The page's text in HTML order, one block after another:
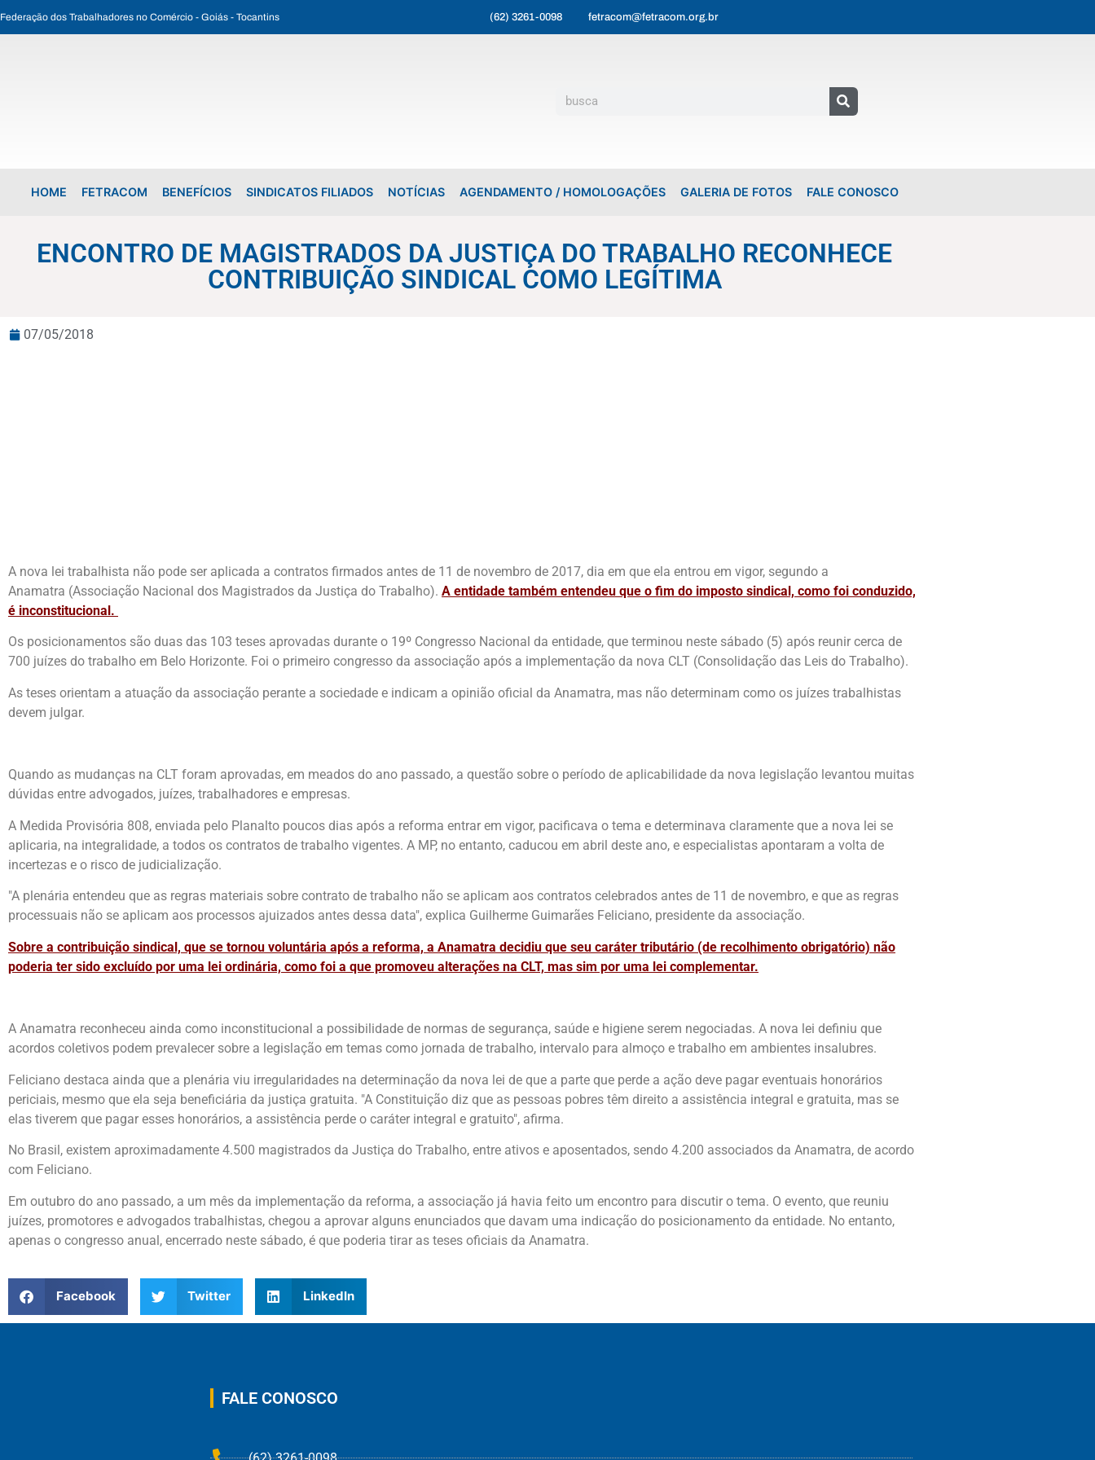
Federação dos Trabalhadores no Comércio - Goiás - Tocantins (62) 3261-0098 fetracom@fetracom.org.br
HOME FETRACOM BENEFÍCIOS SINDICATOS FILIADOS NOTÍCIAS AGENDAMENTO / HOMOLOGAÇÕES GALERIA DE FOTOS FALE CONOSCO
ENCONTRO DE MAGISTRADOS DA JUSTIÇA DO TRABALHO RECONHECE
CONTRIBUIÇÃO SINDICAL COMO LEGÍTIMA
07/05/2018
A nova lei trabalhista não pode ser aplicada a contratos firmados antes de 11 de novembro de 2017, dia em que ela entrou em vigor, segundo a
Anamatra (Associação Nacional dos Magistrados da Justiça do Trabalho). A entidade também entendeu que o fim do imposto sindical, como foi conduzido,
é inconstitucional.
Os posicionamentos são duas das 103 teses aprovadas durante o 19º Congresso Nacional da entidade, que terminou neste sábado (5) após reunir cerca de
700 juízes do trabalho em Belo Horizonte. Foi o primeiro congresso da associação após a implementação da nova CLT (Consolidação das Leis do Trabalho).
As teses orientam a atuação da associação perante a sociedade e indicam a opinião oficial da Anamatra, mas não determinam como os juízes trabalhistas
devem julgar.
Quando as mudanças na CLT foram aprovadas, em meados do ano passado, a questão sobre o período de aplicabilidade da nova legislação levantou muitas
dúvidas entre advogados, juízes, trabalhadores e empresas.
A Medida Provisória 808, enviada pelo Planalto poucos dias após a reforma entrar em vigor, pacificava o tema e determinava claramente que a nova lei se
aplicaria, na integralidade, a todos os contratos de trabalho vigentes. A MP, no entanto, caducou em abril deste ano, e especialistas apontaram a volta de
incertezas e o risco de judicialização.
"A plenária entendeu que as regras materiais sobre contrato de trabalho não se aplicam aos contratos celebrados antes de 11 de novembro, e que as regras
processuais não se aplicam aos processos ajuizados antes dessa data", explica Guilherme Guimarães Feliciano, presidente da associação.
Sobre a contribuição sindical, que se tornou voluntária após a reforma, a Anamatra decidiu que seu caráter tributário (de recolhimento obrigatório) não
poderia ter sido excluído por uma lei ordinária, como foi a que promoveu alterações na CLT, mas sim por uma lei complementar.
A Anamatra reconheceu ainda como inconstitucional a possibilidade de normas de segurança, saúde e higiene serem negociadas. A nova lei definiu que
acordos coletivos podem prevalecer sobre a legislação em temas como jornada de trabalho, intervalo para almoço e trabalho em ambientes insalubres.
Feliciano destaca ainda que a plenária viu irregularidades na determinação da nova lei de que a parte que perde a ação deve pagar eventuais honorários
periciais, mesmo que ela seja beneficiária da justiça gratuita. "A Constituição diz que as pessoas pobres têm direito a assistência integral e gratuita, mas se
elas tiverem que pagar esses honorários, a assistência perde o caráter integral e gratuito", afirma.
No Brasil, existem aproximadamente 4.500 magistrados da Justiça do Trabalho, entre ativos e aposentados, sendo 4.200 associados da Anamatra, de acordo
com Feliciano.
Em outubro do ano passado, a um mês da implementação da reforma, a associação já havia feito um encontro para discutir o tema. O evento, que reuniu
juízes, promotores e advogados trabalhistas, chegou a aprovar alguns enunciados que davam uma indicação do posicionamento da entidade. No entanto,
apenas o congresso anual, encerrado neste sábado, é que poderia tirar as teses oficiais da Anamatra.
Facebook Twitter LinkedIn
FALE CONOSCO